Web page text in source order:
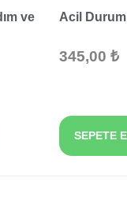
ve Acil Durum
345,00 ₺
SEPETE